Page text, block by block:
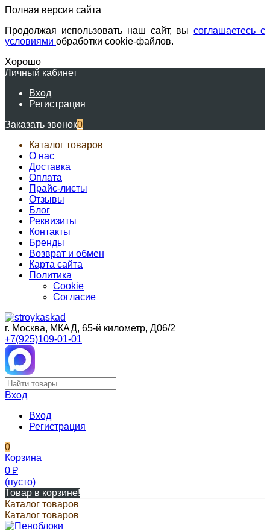
Полная версия сайта
Продолжая использовать наш сайт, высоглашаетесь с
условиями обработки cookie-файлов.
Хорошо
Личный кабинет
Вход
Регистрация
Заказать звонок0
Каталог товаров
О нас
Доставка
Оплата
Прайс-листы
Отзывы
Блог
Реквизиты
Контакты
Бренды
Возврат и обмен
Карта сайта
Политика
Cookie
Согласие
г. Москва, МКАД, 65-й километр, Д06/2
+7(925)109-01-01
Вход
Вход
Регистрация
0
Корзина
0 ₽
(пусто)
Товар в корзине!
Каталог товаров
Каталог товаров